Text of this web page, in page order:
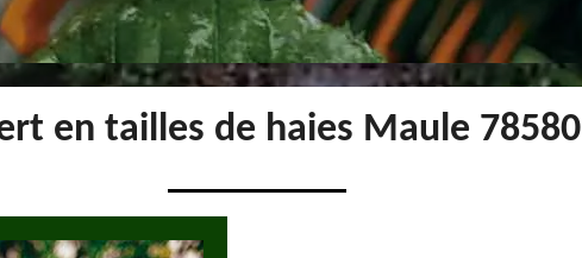
en tailles de haies Maule 78580